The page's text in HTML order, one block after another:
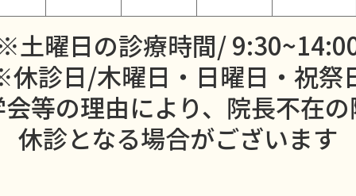
土曜日の診療時間/
診日/木曜日・日曜日・祝祭
等の理由により、院⻑不在の
休診となる場合がございます